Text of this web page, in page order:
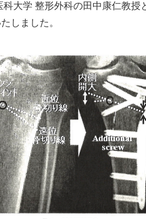
大学 整形外科の田中康仁教授
しました。